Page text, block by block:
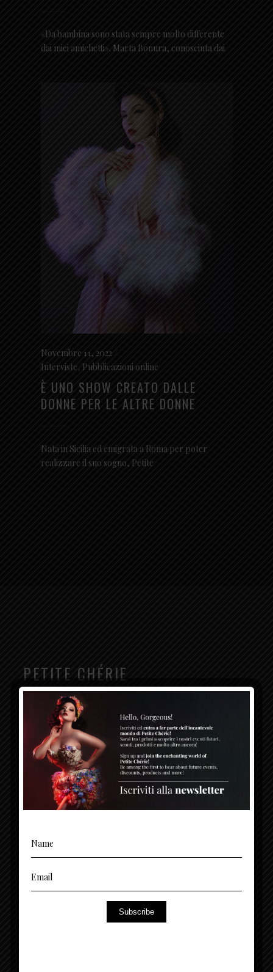
«Da bambina sono stata sempre molto differente
dai miei amichetti». Marta Bonura, conosciuta dai
Novembre 11, 2022
Interviste Pubblicazioni online
È UNO SHOW CREATO DALLE
DONNE PER LE ALTRE DONNE
Nata in Sicilia ed emigrata a Roma per poter
realizzare il suo sogno, Petite
PETITE CHÉRIE
Petite Chérie è una Performer italiana di Burlesque
conosciuta a livello internazionale: con grazia e raffinatezza
coniuga lo stile classico con una forte presenza scenica per
creare un’atmosfera elegante e magica.
SOCIAL
CONTATTI
(+39) 3494378699 - 376 1365 767
Sede Legale - Milano: + 39 02 00684503
Subscribe